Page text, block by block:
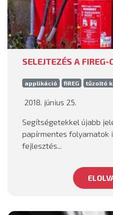
SELEJTEZÉS A FIREG-
applikáció fiREG tűzoltó
2018. június 25.
Segítségetekkel újabb
papírmentes folyamatok
fejlesztés...